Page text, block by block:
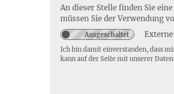
An dieser Stelle finden Sie
müssen Sie der Verwendung
Ich bin damit einverstanden, dass
kann auf der Seite mit unserer